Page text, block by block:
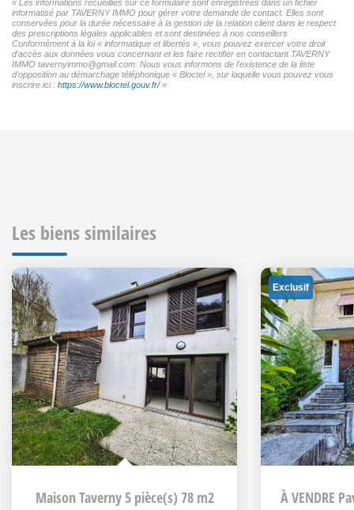
« Les informations recueillies sur ce formulaire sont enregistrées dans un fichier
informatisé par TAVERNY IMMO pour gérer votre demande de contact. Elles sont
conservées pour la durée nécessaire à la gestion de la relation client dans le respect
des prescriptions légales applicables et sont destinées à nos conseillers
Conformément à la loi « informatique et libertés », vous pouvez exercer votre droit
d'accès aux données vous concernant et les faire rectifier en contactant TAVERNY
IMMO tavernyimmo@gmail.com. Nous vous informons de l'existence de la liste
d'opposition au démarchage téléphonique « Bloctel », sur laquelle vous pouvez vous
inscrire ici : https://www.bloctel.gouv.fr/»
Les biens similaires
Maison Taverny 5 pièce(s) 78 m2
Exclusif